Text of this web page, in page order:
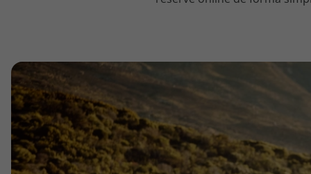
topatlantico@topatlantico.com